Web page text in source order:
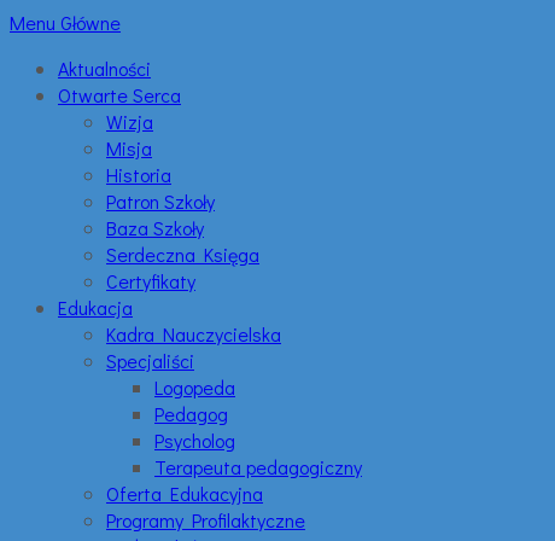
Menu Główne
Aktualności
Otwarte Serca
Wizja
Misja
Historia
Patron Szkoły
Baza Szkoły
Serdeczna Księga
Certyfikaty
Edukacja
Kadra Nauczycielska
Specjaliści
Logopeda
Pedagog
Psycholog
Terapeuta pedagogiczny
Oferta Edukacyjna
Programy Profilaktyczne